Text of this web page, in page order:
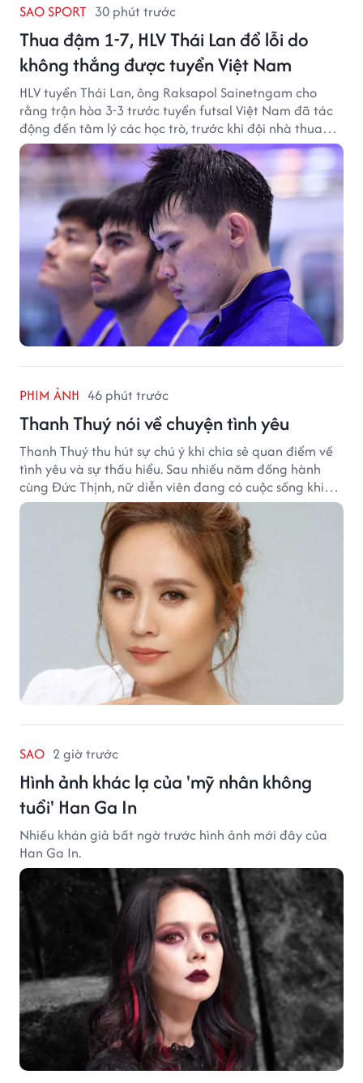
SAO SPORT 30 phút trước
Thua đậm 1-7, HLV Thái Lan đổ lỗi do
không thắng được tuyển Việt Nam
HLV tuyển Thái Lan, ông Raksapol Sainetngam cho
rằng trận hòa 3-3 trước tuyển futsal Việt Nam đã tác
động đến tâm lý các học trò, trước khi đội nhà thua
đậm Nga 1-7.
PHIM ẢNH 46 phút trước
Thanh Thuý nói về chuyện tình yêu
Thanh Thuý thu hút sự chú ý khi chia sẻ quan điểm về
tình yêu và sự thấu hiểu. Sau nhiều năm đồng hành
cùng Đức Thịnh, nữ diễn viên đang có cuộc sống khiến
nhiều khán giả quan tâm.
SAO 2 giờ trước
Hình ảnh khác lạ của 'mỹ nhân không
tuổi' Han Ga In
Nhiều khán giả bất ngờ trước hình ảnh mới đây của
Han Ga In.